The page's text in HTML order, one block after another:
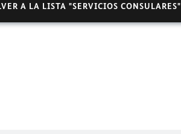
A LA LISTA "SERVICIOS CONSULARES"